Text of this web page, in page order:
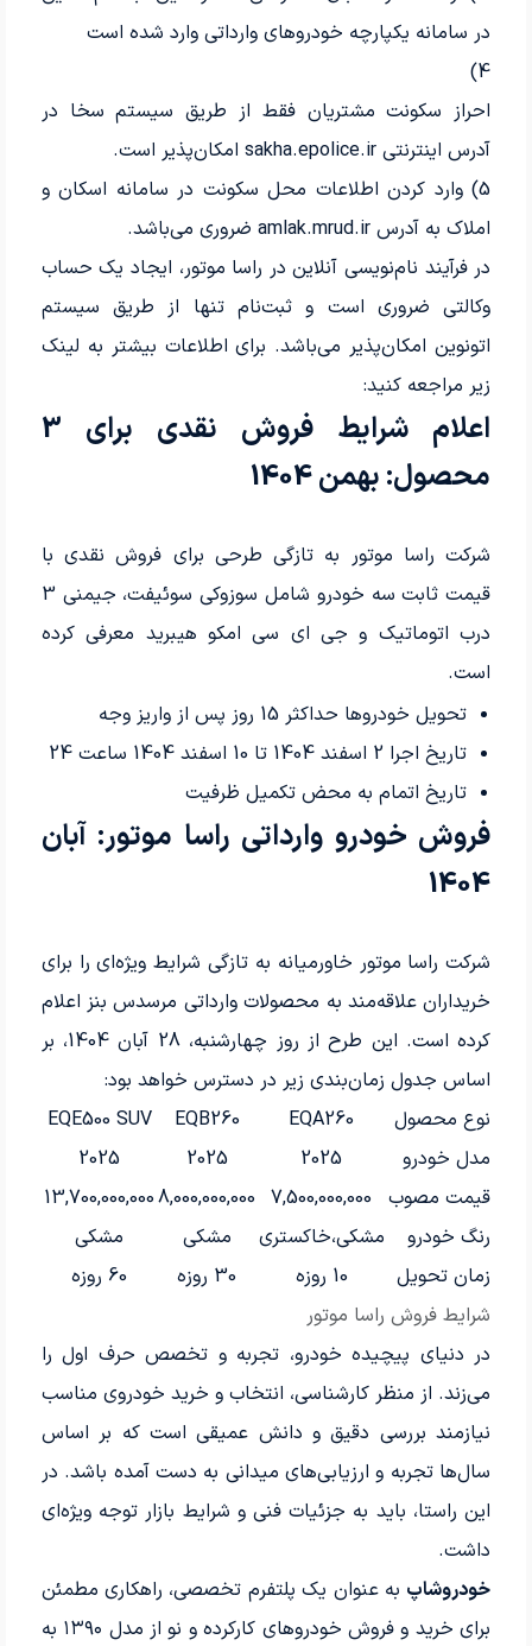
در سامانه یکپارچه خودروهای وارداتی وارد شده است
4)
احراز سکونت مشتریان فقط از طریق سیستم سخا در
آدرس اینترنتی sakha.epolice.ir امکان‌پذیر است.
5) وارد کردن اطلاعات محل سکونت در سامانه اسکان و
املاک به آدرس amlak.mrud.ir ضروری می‌باشد.
در فرآیند نام‌نویسی آنلاین در راسا موتور، ایجاد یک حساب
وکالتی ضروری است و ثبت‌نام تنها از طریق سیستم
اتونوین امکان‌پذیر می‌باشد. برای اطلاعات بیشتر به لینک
زیر مراجعه کنید:
اعلام شرایط فروش نقدی برای 3
محصول: بهمن 1404
شرکت راسا موتور به تازگی طرحی برای فروش نقدی با
قیمت ثابت سه خودرو شامل سوزوکی سوئیفت، جیمنی 3
درب اتوماتیک و جی ای سی امکو هیبرید معرفی کرده
است.
تحویل خودروها حداکثر 15 روز پس از واریز وجه
تاریخ اجرا 2 اسفند 1404 تا 10 اسفند 1404 ساعت 24
تاریخ اتمام به محض تکمیل ظرفیت
فروش خودرو وارداتی راسا موتور: آبان
1404
شرکت راسا موتور خاورمیانه به تازگی شرایط ویژه‌ای را برای
خریداران علاقه‌مند به محصولات وارداتی مرسدس بنز اعلام
کرده است. این طرح از روز چهارشنبه، 28 آبان 1404، بر
اساس جدول زمان‌بندی زیر در دسترس خواهد بود:
شرایط فروش راسا موتور
نوع محصول EQA260
EQB260
EQE500 SUV
مدل خودرو
2025
2025
2025
قیمت مصوب
7,500,000,000
8,000,000,000
13,700,000,000
رنگ خودرو
مشکی،خاکستری مشکی
مشکی
زمان تحویل
10 روزه 30 روزه 60 روزه
در دنیای پیچیده خودرو، تجربه و تخصص حرف اول را
می‌زند. از منظر کارشناسی، انتخاب و خرید خودروی مناسب
نیازمند بررسی دقیق و دانش عمیقی است که بر اساس
سال‌ها تجربه و ارزیابی‌های میدانی به دست آمده باشد. در
این راستا، باید به جزئیات فنی و شرایط بازار توجه ویژه‌ای
داشت.
خودروشاپ به عنوان یک پلتفرم تخصصی، راهکاری مطمئن
برای خرید و فروش خودروهای کارکرده و نو از مدل ۱۳۹۰ به